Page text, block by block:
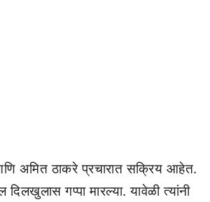
अमित ठाकरे प्रचारात सक्रिय आहेत.
गप्पा मारल्या. यावेळी त्यांनी